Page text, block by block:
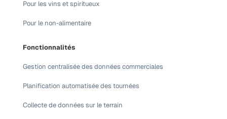
Pour les vins et spiritueux
Pour le non-alimentaire
Gestion centralisée des données commerciales
Planification automatisée des tournées
Collecte de données sur le terrain
Fonctionnalités